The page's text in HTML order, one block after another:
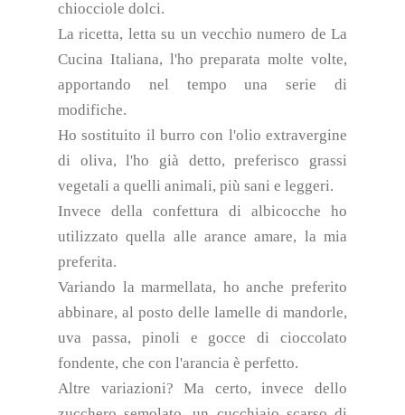
chiocciole dolci.
La ricetta, letta su un vecchio numero de La
Cucina Italiana, l'ho preparata molte volte,
apportando nel tempo una serie di
modifiche.
Ho sostituito il burro con l'olio extravergine
di oliva, l'ho già detto, preferisco grassi
vegetali a quelli animali, più sani e leggeri.
Invece della confettura di albicocche ho
utilizzato quella alle arance amare, la mia
preferita.
Variando la marmellata, ho anche preferito
abbinare, al posto delle lamelle di mandorle,
uva passa, pinoli e gocce di cioccolato
fondente, che con l'arancia è perfetto.
Altre variazioni? Ma certo, invece dello